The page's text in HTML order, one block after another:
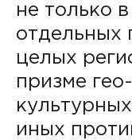
не только
отдельных
целых
призме
иных